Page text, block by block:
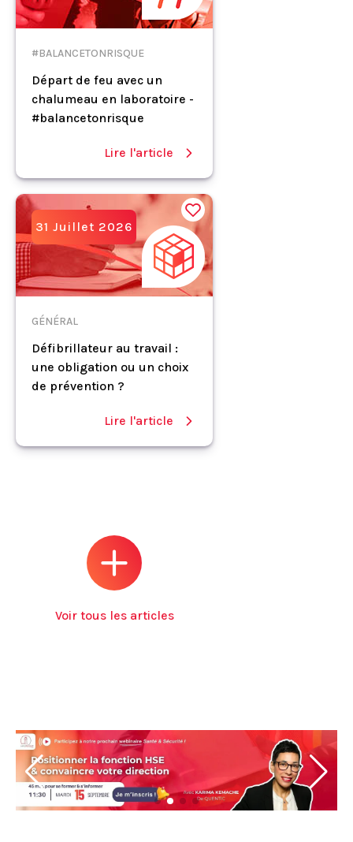
#BALANCETONRISQUE
Départ de feu avec un
chalumeau en laboratoire -
#balancetonrisque
Lire l'article
31 Juillet 2026
GÉNÉRAL
Défibrillateur au travail :
une obligation ou un choix
de prévention ?
Lire l'article
Voir tous les articles